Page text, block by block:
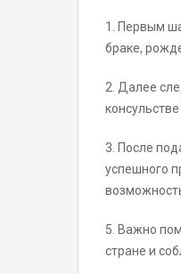
1. Первым
браке,
2. Далее
3. После
успешного
5. Важно
стране и